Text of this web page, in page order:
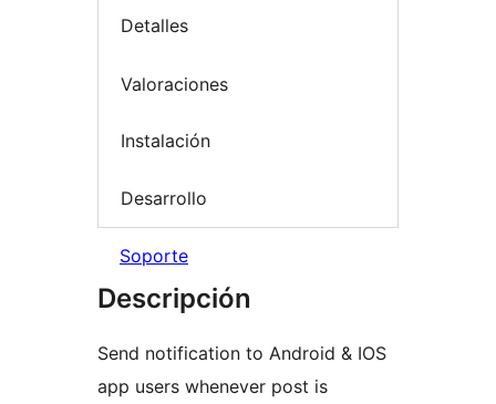
Detalles
Valoraciones
Instalación
Desarrollo
Soporte
Descripción
Send notification to Android & IOS
app users whenever post is